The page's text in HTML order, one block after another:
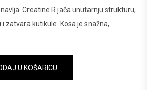
Creatine R jača unutarnju strukturu,
zatvara kutikule. Kosa je snažna,
U KOŠARICU